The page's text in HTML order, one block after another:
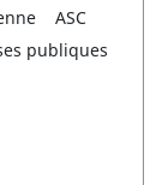
ASC
publiques